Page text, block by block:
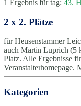
1 Ergebnis fürtag: 43.
2 x 2. Plätze
für Heusenstammer
auch Martin Luprich (5
Platz. Alle Ergebnisse
Veranstalterhomepage.
Kategorien